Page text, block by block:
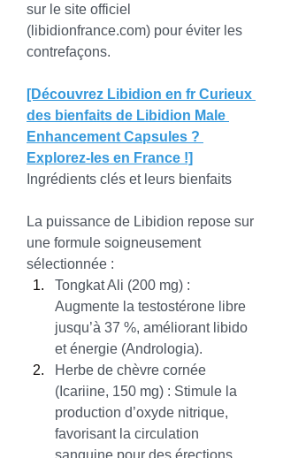
sur le site officiel
( libidionfrance.com) pour éviter les
contrefaçons.
[Découvrez Libidion en fr Curieux
des bienfaits de Libidion Male
Enhancement Capsules ?
Explorez-les en France !]
Ingrédients clés et leurs bienfaits
La puissance de Libidion repose sur
une formule soigneusement
sélectionnée :
Tongkat Ali (200 mg) :
Augmente la testostérone libre
jusqu’à 37 %, améliorant libido
et énergie (Andrologia).
Herbe de chèvre cornée
(Icariine, 150 mg) : Stimule la
production d’oxyde nitrique,
favorisant la circulation
sanguine pour des érections